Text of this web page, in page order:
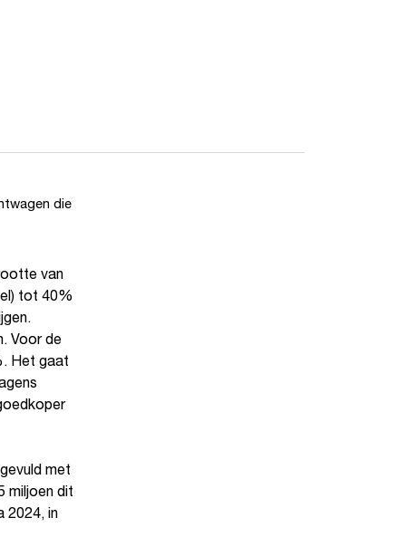
die
van
tot 40%
Voor de
Het gaat
met
miljoen dit
2024, in